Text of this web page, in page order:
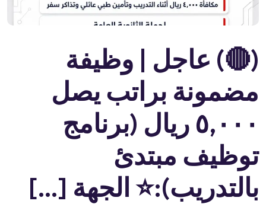
(🔴) عاجل | وظيفة
مضمونة براتب يصل
٥,٠٠٠ ريال (برنامج
توظيف مبتدئ
بالتدريب):⭐️ الجهة […]